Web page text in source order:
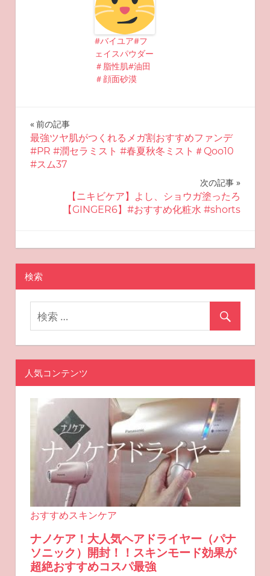
#バイユア#フ
ェイスパウダー
＃脂性肌#油田
＃顔面砂漠
投
稿
ナ
ー
シ
ョ
ン
前の記事
最強ツヤ肌がつくれるメガ割おすすめファンデ
#PR #潤セラミスト #春夏秋冬ミスト＃Qoo10
#スム37
次の記事
【ニキビケア】よし、ショウガ塗ったろ
【GINGER6】#おすすめ化粧水 #shorts
2025-08-31
miyu
おすすめスキンケア
検索
人気コンテンツ